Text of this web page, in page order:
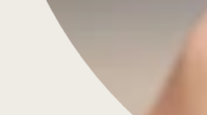
關於我們